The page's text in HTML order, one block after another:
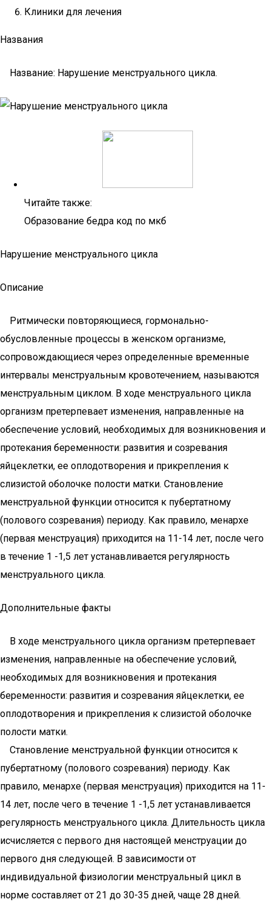
Клиники для лечения
Названия
Название: Нарушение менструального цикла.
Читайте также:
Образование бедра код по мкб
Нарушение менструального цикла
Описание
Ритмически повторяющиеся, гормонально-
обусловленные процессы в женском организме,
сопровождающиеся через определенные временные
интервалы менструальным кровотечением, называются
менструальным циклом. В ходе менструального цикла
организм претерпевает изменения, направленные на
обеспечение условий, необходимых для возникновения и
протекания беременности: развития и созревания
яйцеклетки, ее оплодотворения и прикрепления к
слизистой оболочке полости матки. Становление
менструальной функции относится к пубертатному
(полового созревания) периоду. Как правило, менархе
(первая менструация) приходится на 11-14 лет, после чего
в течение 1 -1,5 лет устанавливается регулярность
менструального цикла.
Дополнительные факты
В ходе менструального цикла организм претерпевает
изменения, направленные на обеспечение условий,
необходимых для возникновения и протекания
беременности: развития и созревания яйцеклетки, ее
оплодотворения и прикрепления к слизистой оболочке
полости матки.
Становление менструальной функции относится к
пубертатному (полового созревания) периоду. Как
правило, менархе (первая менструация) приходится на 11-
14 лет, после чего в течение 1 -1,5 лет устанавливается
регулярность менструального цикла. Длительность цикла
исчисляется с первого дня настоящей менструации до
первого дня следующей. В зависимости от
индивидуальной физиологии менструальный цикл в
норме составляет от 21 до 30-35 дней, чаще 28 дней.